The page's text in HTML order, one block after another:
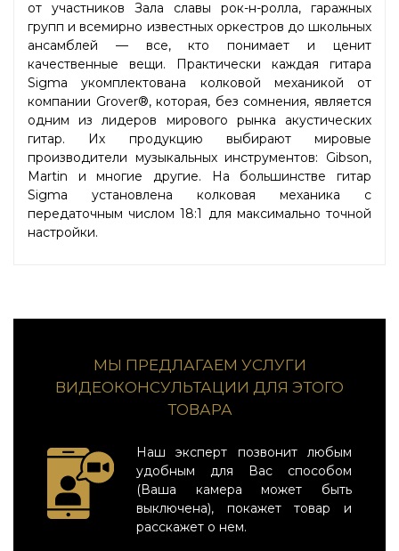
от участников Зала славы рок-н-ролла, гаражных
групп и всемирно известных оркестров до школьных
ансамблей — все, кто понимает и ценит
качественные вещи. Практически каждая гитара
Sigma укомплектована колковой механикой от
компании Grover®, которая, без сомнения, является
одним из лидеров мирового рынка акустических
гитар. Их продукцию выбирают мировые
производители музыкальных инструментов: Gibson,
Martin и многие другие. На большинстве гитар
Sigma установлена колковая механика с
передаточным числом 18:1 для максимально точной
настройки.
МЫ ПРЕДЛАГАЕМ УСЛУГИ
ВИДЕОКОНСУЛЬТАЦИИ ДЛЯ ЭТОГО
ТОВАРА
Наш эксперт позвонит любым
удобным для Вас способом
(Ваша камера может быть
выключена), покажет товар и
расскажет о нем.